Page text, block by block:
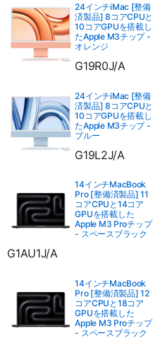
24インチiMac [整備
済製品] 8コアCPUと
10コアGPUを搭載し
たApple M3チップ -
オレンジ
G19R0J/A
24インチiMac [整備
済製品] 8コアCPUと
10コアGPUを搭載し
たApple M3チップ -
ブルー
G19L2J/A
14インチMacBook
Pro [整備済製品] 11
コアCPUと14コア
GPUを搭載した
Apple M3 Proチップ
- スペースブラック
G1AU1J/A
14インチMacBook
Pro [整備済製品] 12
コアCPUと18コア
GPUを搭載した
Apple M3 Proチップ
- スペースブラック